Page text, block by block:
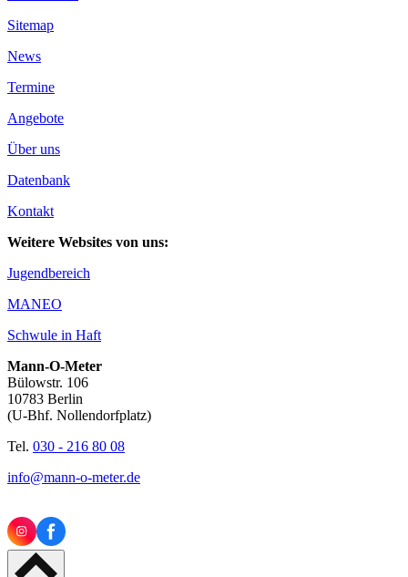
Sitemap
News
Termine
Angebote
Über uns
Datenbank
Kontakt
Weitere Websites von uns:
Jugendbereich
MANEO
Schwule in Haft
Mann-O-Meter
Bülowstr. 106
10783 Berlin
(U-Bhf. Nollendorfplatz)
Tel. 030 - 216 80 08
info@mann-o-meter.de